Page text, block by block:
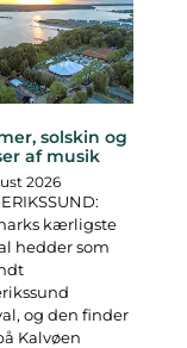
solskin og
af musik
2026
kærligste
hedder som
og den finder
Kalvøen